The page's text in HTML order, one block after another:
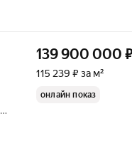
139 900 000
115 239 ₽ за м²
онлайн показ